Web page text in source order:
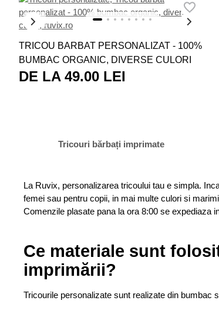
NOU
TRICOU BARBAT PERSONALIZAT - 100%
BUMBAC ORGANIC, DIVERSE CULORI
DE LA 49.00 LEI
Tricouri bărbați imprimate
La Ruvix, personalizarea tricoului tau e simpla.
femei sau pentru copii, in mai multe culori si
Comenzile plasate pana la ora 8:00 se expediaza
Ce materiale sunt
imprimării?
Tricourile personalizate sunt realizate din bumbac